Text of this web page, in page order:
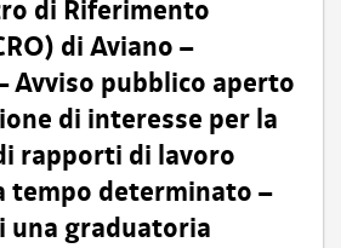
di Riferimento
di Aviano –
Avviso pubblico aperto
di interesse per la
rapporti di lavoro
tempo determinato –
una graduatoria